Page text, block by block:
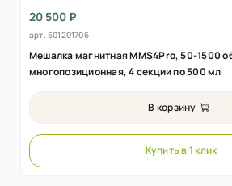
20 500 ₽
арт. 501201706
Мешалка магнитная MMS4Pro, 50-1500
многопозиционная, 4 секции по 500 мл
В корзину
Купить в 1 клик